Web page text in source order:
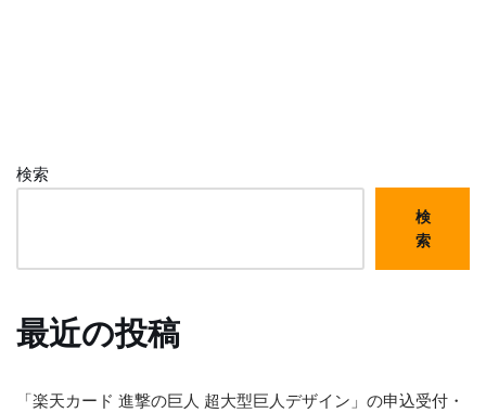
検索
検
索
最近の投稿
「楽天カード 進撃の巨人 超大型巨人デザイン」の申込受付・